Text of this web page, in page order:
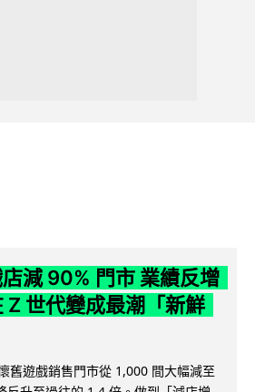
減 90% 門市 業績反增
Z 世代變成最潮「新鮮
舊遊戲銷售門市從 1,000 間大幅減至